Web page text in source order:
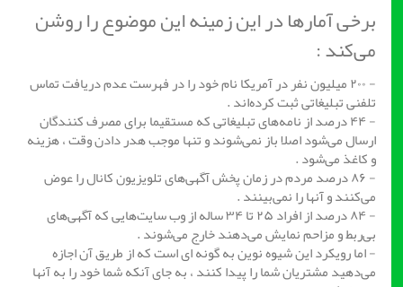
برخی آمار‌ها در این زمینه این موضوع را روشن
می‌کند :
- ۲۰۰ میلیون نفر در آمریکا نام خود را در فهرست عدم دریافت تماس
تلفنی تبلیغاتی ثبت کرده‌اند .
- ۴۴ درصد از نامه‌های تبلیغاتی که مستقیما برای مصرف کنندگان
ارسال می‌شود اصلا باز نمی‌شوند و تنها موجب هدر دادن وقت ، هزینه
و کاغذ می‌شود .
- ۸۶ درصد مردم در زمان پخش آگهی‌های تلویزیون کانال را عوض
می‌کنند و آنها را نمی‌بینند .
- ۸۴ درصد از افراد ۲۵ تا ۳۴ ساله از وب سایت‌هایی که آگهی‌های
بی‌ربط و مزاحم نمایش می‌دهند خارج می‌شوند .
- اما رویکرد این شیوه نوین به گونه ای است که از طریق آن اجازه
می‌دهید مشتریان شما را پیدا کنند ، به جای آنکه شما خود را به آنها